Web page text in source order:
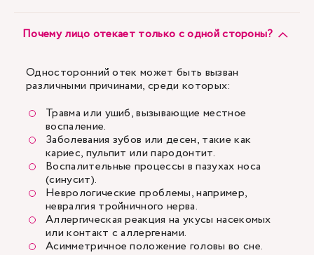
Почему лицо отекает только с одной стороны?
Односторонний отек может быть вызван
различными причинами, среди которых:
Травма или ушиб, вызывающие местное
воспаление.
Заболевания зубов или десен, такие как
кариес, пульпит или пародонтит.
Воспалительные процессы в пазухах носа
(синусит).
Неврологические проблемы, например,
невралгия тройничного нерва.
Аллергическая реакция на укусы насекомых
или контакт с аллергенами.
Асимметричное положение головы во сне.